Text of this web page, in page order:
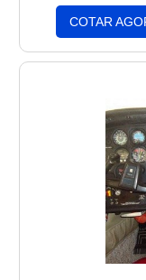
alumínio
para cada
COTAR